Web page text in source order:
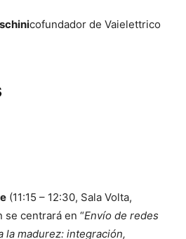
cofundador de Vaielettrico
(11:15 – 12:30, Sala Volta,
se centrará en “Envío de redes
la madurez: integración,